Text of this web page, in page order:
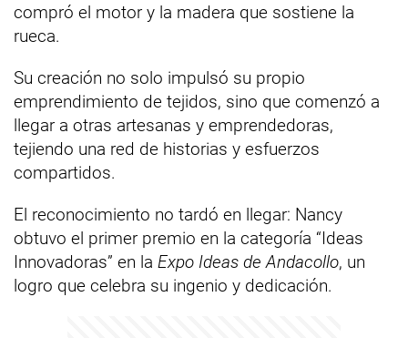
compró el motor y la madera que sostiene la
rueca.
Su creación no solo impulsó su propio
emprendimiento de tejidos, sino que comenzó a
llegar a otras artesanas y emprendedoras,
tejiendo una red de historias y esfuerzos
compartidos.
El reconocimiento no tardó en llegar: Nancy
obtuvo el primer premio en la categoría “Ideas
Innovadoras” en la Expo Ideas de Andacollo, un
logro que celebra su ingenio y dedicación.